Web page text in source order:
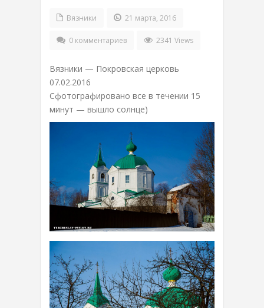
Вязники 21 марта, 2016
0 комментариев 2341 Views
Вязники — Покровская церковь
07.02.2016
Сфотографировано все в течении 15
минут — вышло солнце)